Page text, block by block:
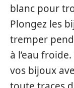
blanc pour
Plongez les
tremper
à l’eau
vos bijoux